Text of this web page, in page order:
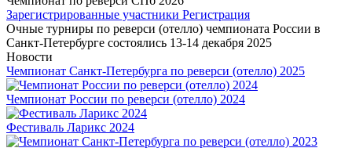
Зарегистрированные участники Регистрация
Очные турниры по реверси (отелло) чемпионата России в
Санкт-Петербурге состоялись 13-14 декабря 2025
Новости
Чемпионат Санкт-Петербурга по реверси (отелло) 2025
Чемпионат России по реверси (отелло) 2024
Фестиваль Ларикс 2024